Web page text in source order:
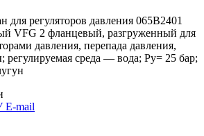
регуляторов давления 065B2401
VFG 2 фланцевый, разгруженный для
давления, перепада давления,
регулируемая среда — вода; Ру= 25 бар;
mail